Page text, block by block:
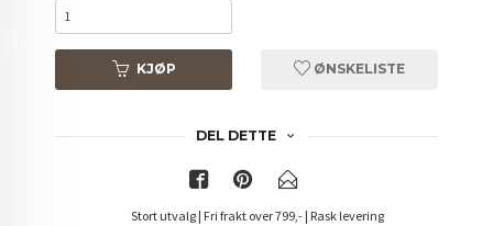
KJØP ØNSKELISTE
DEL DETTE
Stort utvalg | Fri frakt over 799,- | Rask levering